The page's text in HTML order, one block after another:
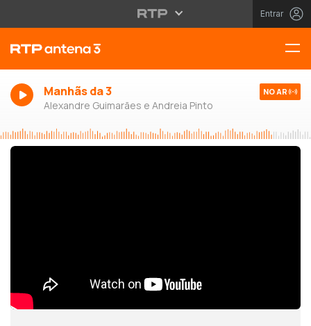
Entrar
Manhãs da 3
Alexandre Guimarães e Andreia Pinto
NO AR